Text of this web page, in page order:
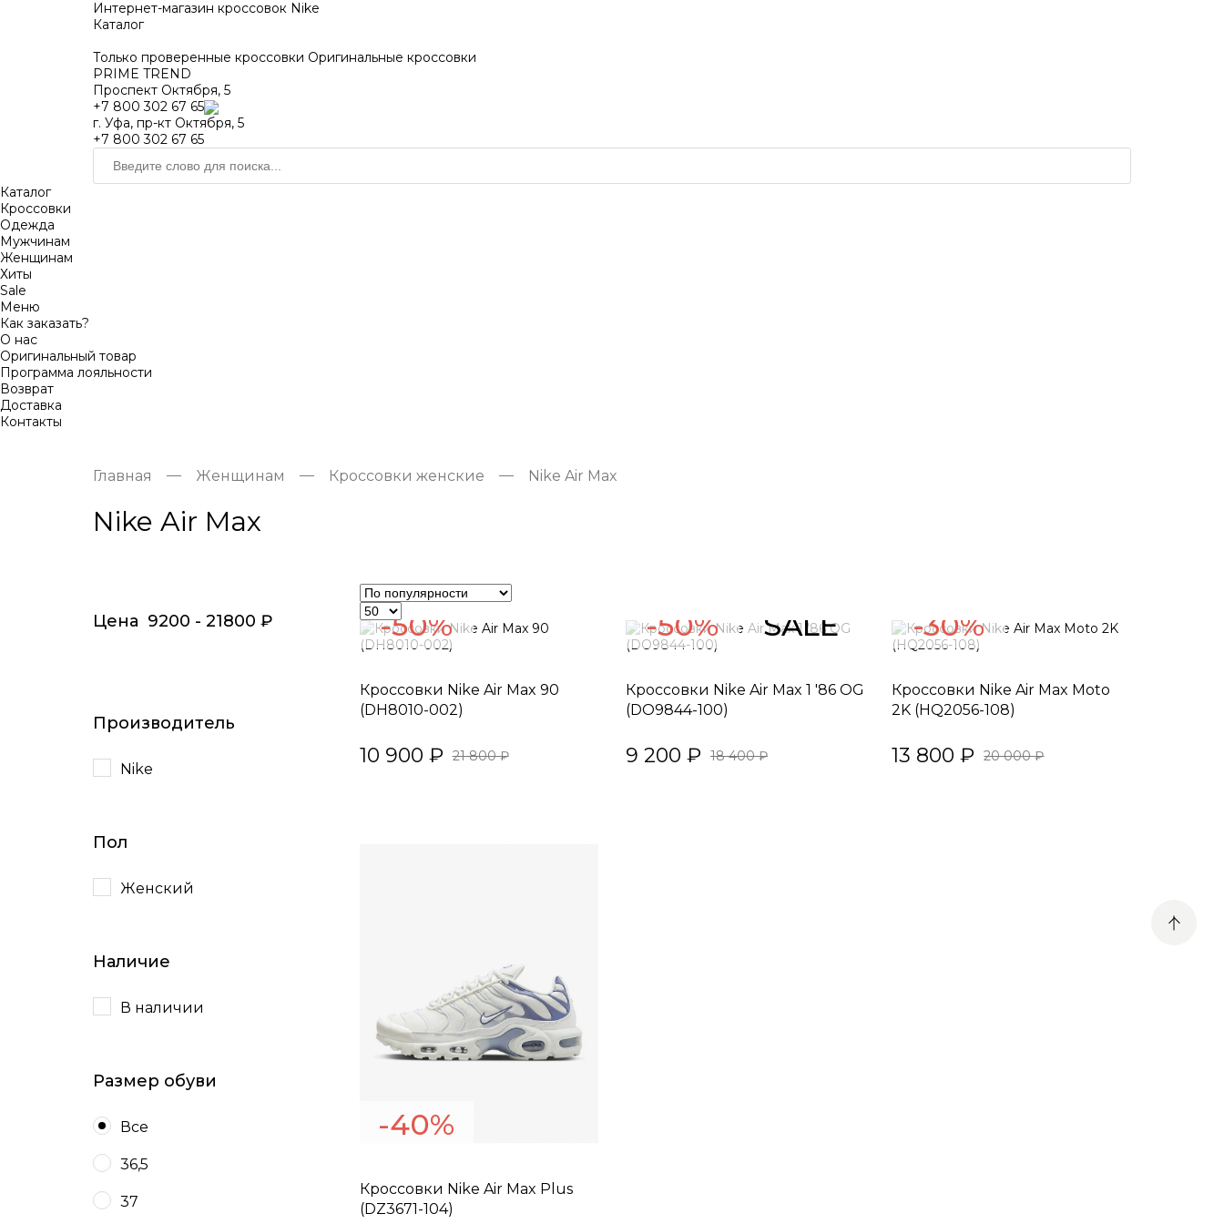
Интернет-магазин кроссовок Nike
Каталог
Только проверенные кроссовки Оригинальные кроссовки
PRIME TREND
Проспект Октября, 5
+7 800 302 67 65
г. Уфа, пр-кт Октября, 5
+7 800 302 67 65
Каталог
Кроссовки
Одежда
Мужчинам
Женщинам
Хиты
Sale
Меню
Как заказать?
О нас
Оригинальный товар
Программа лояльности
Возврат
Доставка
Контакты
Главная Женщинам Кроссовки женские Nike Air Max
Nike Air Max
Цена 9200 - 21800 ₽
Производитель
Nike
Пол
Женский
Наличие
В наличии
Размер обуви
Все
36,5
37
-50%
Кроссовки Nike Air Max 90
(DH8010-002)
10 900 ₽ 21 800 ₽
-50% SALE
Кроссовки Nike Air Max 1 '86 OG
(DO9844-100)
9 200 ₽ 18 400 ₽
-30%
Кроссовки Nike Air Max Moto
2K (HQ2056-108)
13 800 ₽ 20 000 ₽
-40%
Кроссовки Nike Air Max Plus
(DZ3671-104)